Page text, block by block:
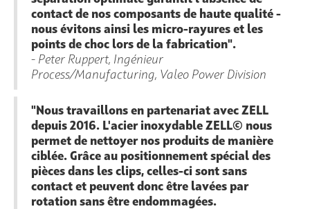
contact de nos composants de haute qualité -
nous évitons ainsi les micro-rayures et les
points de choc lors de la fabrication".
- Peter Ruppert, Ingénieur
Process/Manufacturing, Valeo Power Division
"Nous travaillons en partenariat avec ZELL
depuis 2016. L'acier inoxydable ZELL© nous
permet de nettoyer nos produits de manière
ciblée. Grâce au positionnement spécial des
pièces dans les clips, celles-ci sont sans
contact et peuvent donc être lavées par
rotation sans être endommagées.